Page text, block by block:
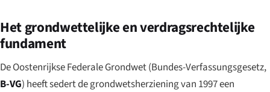
Het grondwettelijke en verdragsrechtelijke
fundament
De Oostenrijkse Federale Grondwet (Bundes-Verfassungsgesetz,
B-VG) heeft sedert de grondwetsherziening van 1997 een